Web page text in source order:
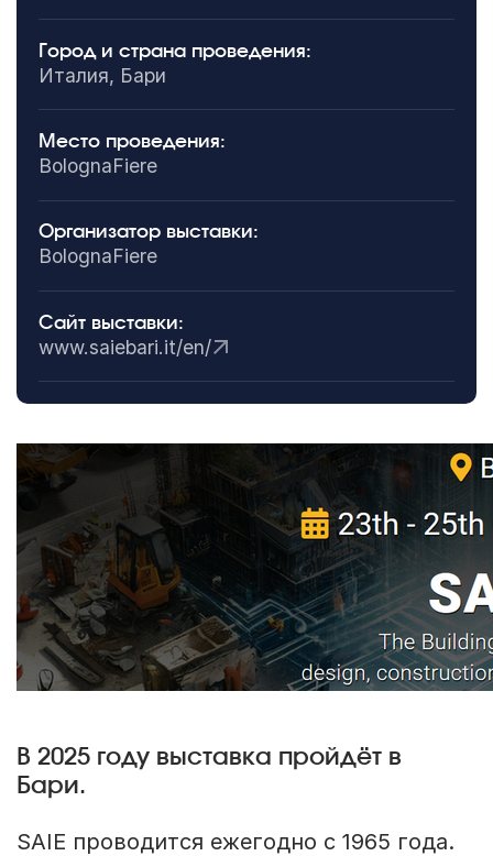
Город и страна проведения:
Италия, Бари
Место проведения:
BolognaFiere
Организатор выставки:
BolognaFiere
Сайт выставки:
www.saiebari.it/en/
В 2025 году выставка пройдёт в
Бари.
SAIE проводится ежегодно с 1965 года.